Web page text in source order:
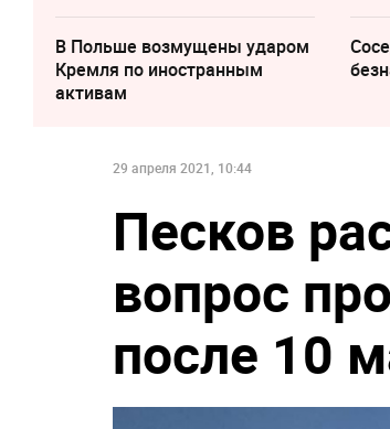
В Польше возмущены ударом
Кремля по иностранным
активам
29 апреля 2021, 10:44
Песков
вопрос
после 10